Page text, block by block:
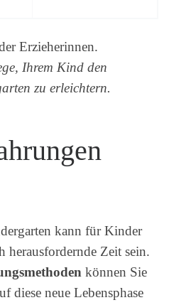
Erzieherinnen.
Ihrem Kind den
zu erleichtern.
kann für Kinder
herausfordernde Zeit sein.
können Sie
diese neue Lebensphase